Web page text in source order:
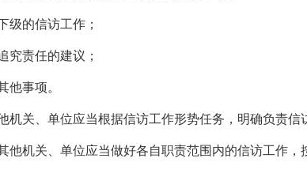
级的信访工作；
究责任的建议；
他事项。
机关、单位应当根据信访工作形势任务，明确负责
机关、单位应当做好各自职责范围内的信访工作